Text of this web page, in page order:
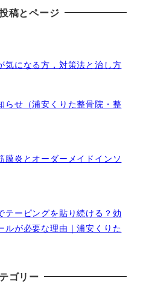
稿とページ
気になる方，対策法と治し方
らせ（浦安くりた整骨院・整
膜炎とオーダーメイドインソ
テーピングを貼り続ける？効
ルが必要な理由｜浦安くりた
ゴリー